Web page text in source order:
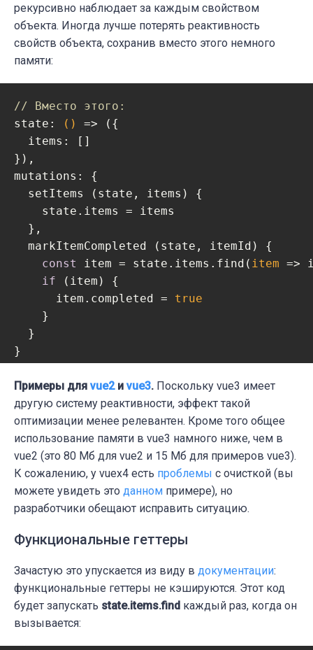
рекурсивно наблюдает за каждым свойством
объекта. Иногда лучше потерять реактивность
свойств объекта, сохранив вместо этого немного
памяти:
// Вместо этого:
state : () => ({
items : []
mutations : {
  setItems (state, items) {
    state.items = items
  },
  markItemCompleted (state, itemId) {
const
item = state.items.find( item =>
if (item) {
      item.completed =
true
    }
  }
}
// Делаем так:
state: () => ({
items: []
mutations : {
  setItems (state, items) {
    state.items = items.map(
item
  },
const itemIndex = state.items.find(
// Здесь невозможно обновить
// потому что объект заморожен.
// Нам нужно пересоздать весь
const
Примеры для vue2и vue3. Поскольку vue3 имеет
другую систему реактивности, эффект такой
оптимизации менее релевантен. Кроме того общее
использование памяти в vue3 намного ниже, чем в
vue2 (это 80 Мб для vue2 и 15 Мб для примеров vue3).
К сожалению, у vuex4 есть проблемы с очисткой (вы
можете увидеть это данном примере), но
разработчики обещают исправить ситуацию.
Функциональные геттеры
Зачастую это упускается из виду в документации:
функциональные геттеры не кэшируются. Этот код
будет запускать state.items.find каждый раз, когда он
вызывается: